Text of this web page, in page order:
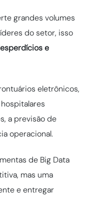
grandes volumes
do setor, isso
e
eletrônicos,
a previsão de
operacional.
de Big Data
mas uma
e entregar